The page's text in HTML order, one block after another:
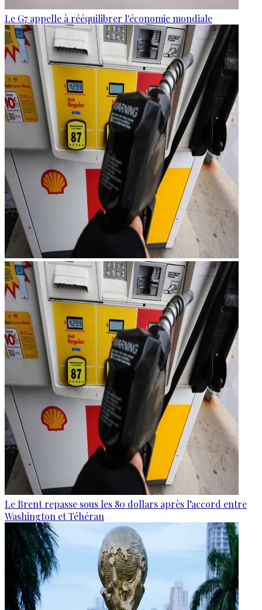
Le G7 appelle à rééquilibrer l'économie mondiale
Le Brent repasse sous les 80 dollars après l’accord entre
Washington et Téhéran